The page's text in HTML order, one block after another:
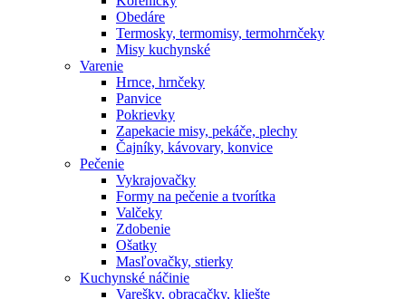
Obedáre
Termosky, termomisy, termohrnčeky
Misy kuchynské
Varenie
Hrnce, hrnčeky
Panvice
Pokrievky
Zapekacie misy, pekáče, plechy
Čajníky, kávovary, konvice
Pečenie
Vykrajovačky
Formy na pečenie a tvorítka
Valčeky
Zdobenie
Ošatky
Masľovačky, stierky
Kuchynské náčinie
Varešky, obracačky, kliešte